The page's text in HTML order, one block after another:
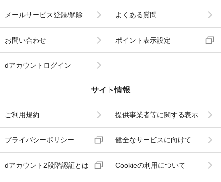
メールサービス登録/解除 よくある質問
お問い合わせ ポイント表示設定
dアカウントログイン
サイト情報
ご利用規約 提供事業者等に関する表示
プライバシーポリシー 健全なサービスに向けて
dアカウント2段階認証とは Cookieの利用について